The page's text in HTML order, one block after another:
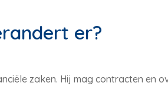
er?
zaken. Hij mag contracten en